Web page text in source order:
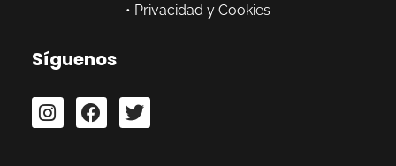
• Privacidad y Cookies
Síguenos